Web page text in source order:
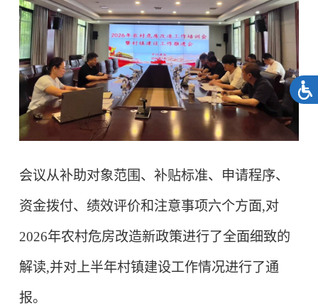
会议从补助对象范围、补贴标准、申请程序、
资金拨付、绩效评价和注意事项六个方面,对
2026年农村危房改造新政策进行了全面细致的
解读,并对上半年村镇建设工作情况进行了通
报。